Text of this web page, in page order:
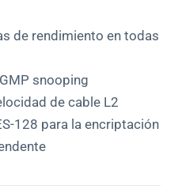
de rendimiento en todas
snooping
de cable L2
128 para la encriptación